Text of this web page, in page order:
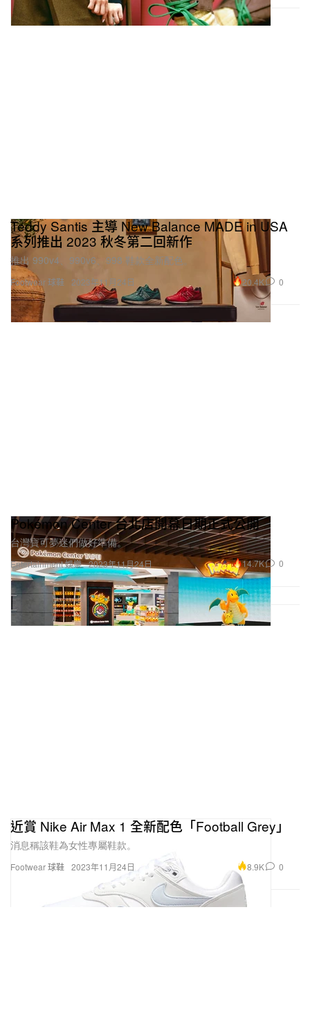
Footwear 球鞋
Teddy Santis 主導 New Balance MADE in USA
系列推出 2023 秋冬第二回新作
推出 990v4、990v6、998 鞋款全新配色。
2023年11月24日 20.4K 0
Entertainment 娛樂
Pokémon Center 台北店開幕日期正式公開
台灣寶可夢迷們做好準備。
2023年11月24日 14.7K 0
Footwear 球鞋
近賞 Nike Air Max 1 全新配色「Football Grey」
消息稱該鞋為女性專屬鞋款。
2023年11月24日 8.9K 0